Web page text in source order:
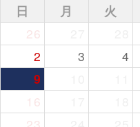
日 月 火
26
2
3 4
9
16